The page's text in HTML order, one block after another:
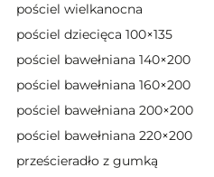
pościel wielkanocna
pościel dziecięca 100×135
pościel bawełniana 140×200
pościel bawełniana 160×200
pościel bawełniana 200×200
pościel bawełniana 220×200
prześcieradło z gumką